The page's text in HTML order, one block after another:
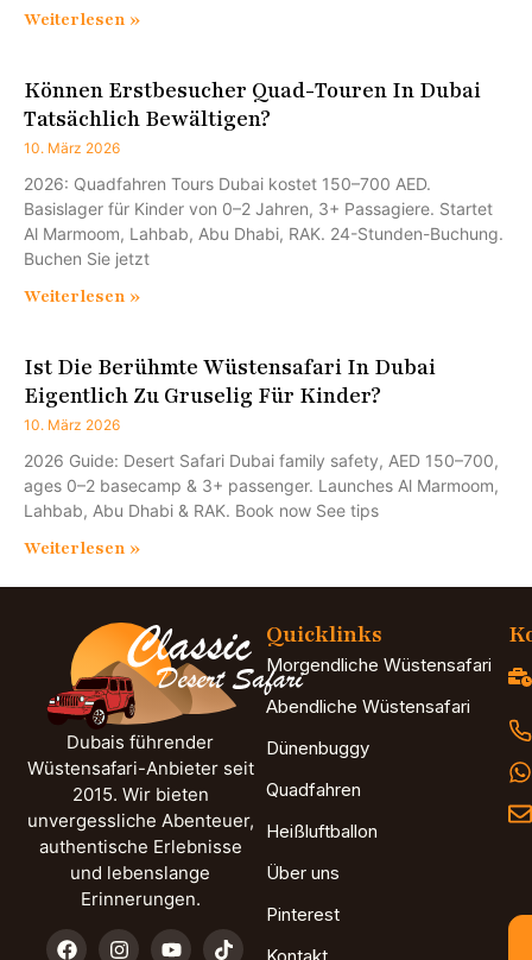
Weiterlesen »
Können Erstbesucher Quad-Touren In Dubai
Tatsächlich Bewältigen?
10. März 2026
2026: Quadfahren Tours Dubai kostet 150–700 AED.
Basislager für Kinder von 0–2 Jahren, 3+ Passagiere. Startet
Al Marmoom, Lahbab, Abu Dhabi, RAK. 24-Stunden-Buchung.
Buchen Sie jetzt
Weiterlesen »
Ist Die Berühmte Wüstensafari In Dubai
Eigentlich Zu Gruselig Für Kinder?
10. März 2026
2026 Guide: Desert Safari Dubai family safety, AED 150–700,
ages 0–2 basecamp & 3+ passenger. Launches Al Marmoom,
Lahbab, Abu Dhabi & RAK. Book now See tips
Weiterlesen »
Dubais führender
Wüstensafari-Anbieter seit
2015. Wir bieten
unvergessliche Abenteuer,
authentische Erlebnisse
und lebenslange
Erinnerungen.
Quicklinks
Morgendliche Wüstensafari
Abendliche Wüstensafari
Dünenbuggy
Quadfahren
Heißluftballon
Über uns
Pinterest